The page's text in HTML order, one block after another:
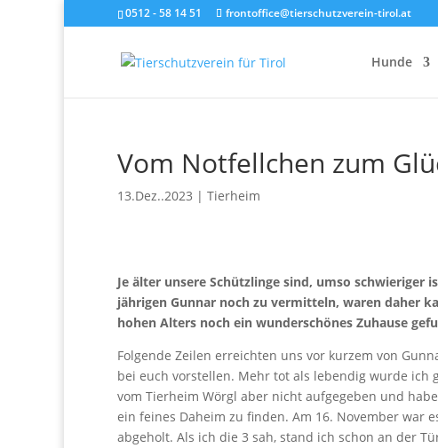
0512 - 58 14 51 frontoffice@tierschutzverein-tirol.at
Hunde
Vom Notfellchen zum
13.Dez..2023 | Tierheim
Je älter unsere Schützlinge sind, umso schwieriger
jährigen Gunnar noch zu vermitteln, waren daher
hohen Alters noch ein wunderschönes Zuhause
Folgende Zeilen erreichten uns vor kurzem von
bei euch vorstellen. Mehr tot als lebendig wurde ich
vom Tierheim Wörgl aber nicht aufgegeben und
ein feines Daheim zu finden. Am 16. November war
abgeholt. Als ich die 3 sah, stand ich schon an der